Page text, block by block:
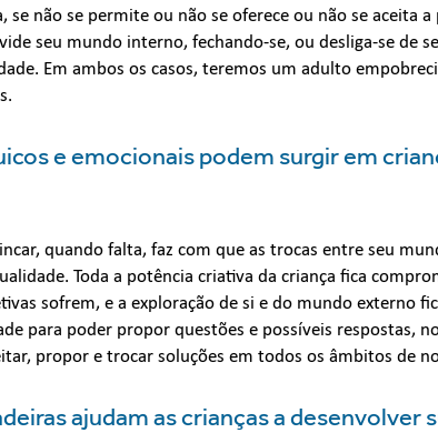
se não se permite ou não se oferece ou não se aceita
seu mundo interno, fechando-se, ou desliga-se de
Em ambos os casos, teremos um adulto
e emocionais podem surgir em
quando falta, faz com que as trocas entre seu
Toda a potência criativa da criança fica
sofrem, e a exploração de si e do mundo externo
para poder propor questões e possíveis respostas,
propor e trocar soluções em todos os âmbitos de
ajudam as crianças a desenvolver